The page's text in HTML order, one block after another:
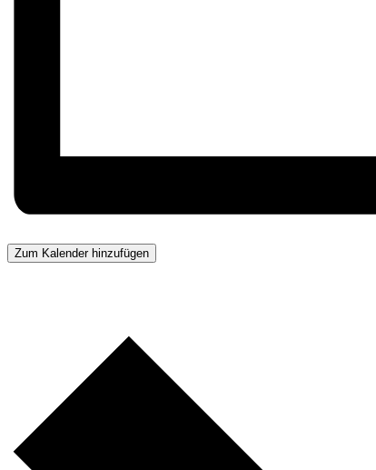
Zum Kalender hinzufügen